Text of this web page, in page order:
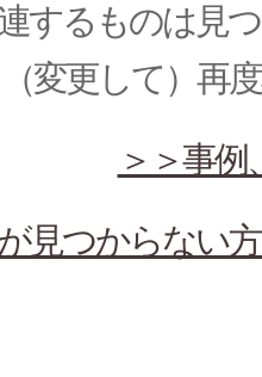
するものは見
変更して）再
＞＞事
見つからない